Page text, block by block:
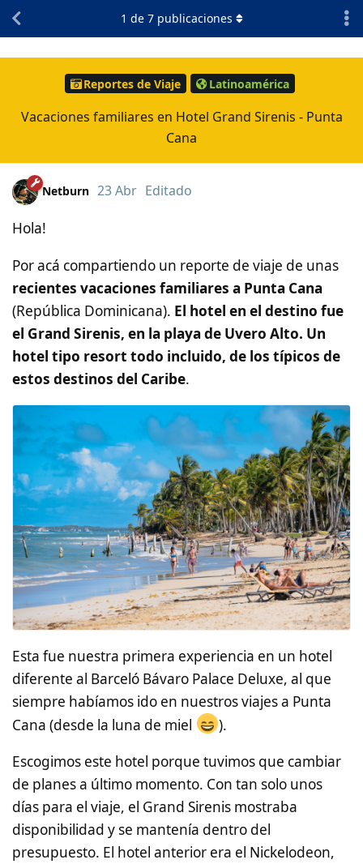
Reportes de Viaje Latinoamérica
Vacaciones familiares en Hotel Grand Sirenis - Punta
Cana
1 de 7publicaciones
Netburn 23 Abr Editado
Hola!
Por acá compartiendo un reporte de viaje de unas
recientes vacaciones familiares a Punta Cana
(República Dominicana). El hotel en el destino fue
el Grand Sirenis, en la playa de Uvero Alto. Un
hotel tipo resort todo incluido, de los típicos de
estos destinos del Caribe.
Esta fue nuestra primera experiencia en un hotel
diferente al Barceló Bávaro Palace Deluxe, al que
siempre habíamos ido en nuestros viajes a Punta
Cana (desde la luna de miel
).
Escogimos este hotel porque tuvimos que cambiar
de planes a último momento. Con tan solo unos
días para el viaje, el Grand Sirenis mostraba
disponibilidad y se mantenía dentro del
presupuesto. El hotel anterior era el Nickelodeon,